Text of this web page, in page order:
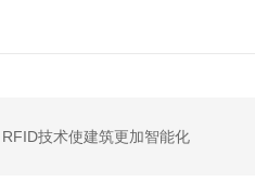
RFID技术使建筑更加智能化